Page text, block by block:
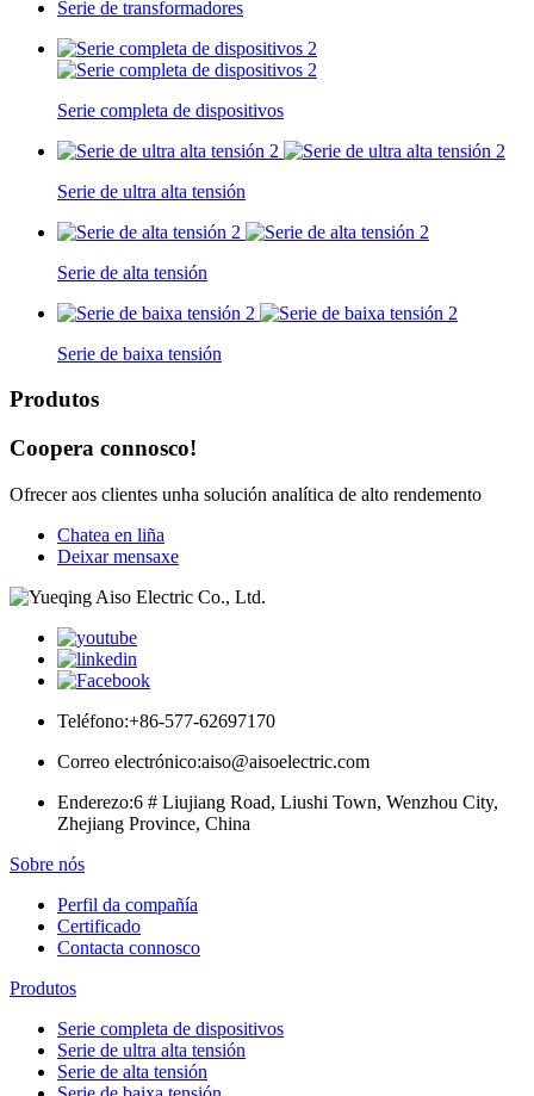
Serie de transformadores
Serie completa de dispositivos
Serie de ultra alta tensión
Serie de alta tensión
Serie de baixa tensión
Produtos
Coopera connosco!
Ofrecer aos clientes unha solución analítica de alto rendemento
Chatea en liña
Deixar mensaxe
Teléfono:+86-577-62697170
Correo electrónico:aiso@aisoelectric.com
Enderezo:6 # Liujiang Road, Liushi Town, Wenzhou City,
Zhejiang Province, China
Sobre nós
Perfil da compañía
Certificado
Contacta connosco
Produtos
Serie completa de dispositivos
Serie de ultra alta tensión
Serie de alta tensión